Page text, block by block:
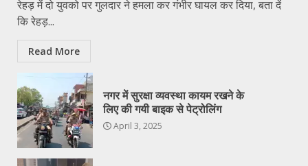
रेहड़ में दो युवको पर गुलदार ने हमला कर गंभीर घायल कर दिया, बता दें
कि रेहड़...
Read More
नगर में सुरक्षा व्यवस्था कायम रखने के
लिए की गयी बाइक से पेट्रोलिंग
April 3, 2025